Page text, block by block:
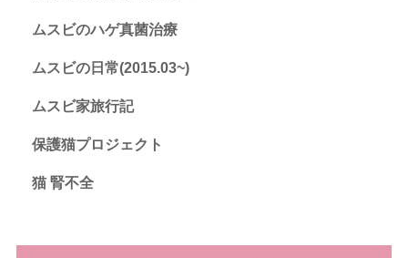
ムスビのハゲ真菌治療
ムスビの日常(2015.03~)
ムスビ家旅行記
保護猫プロジェクト
猫 腎不全